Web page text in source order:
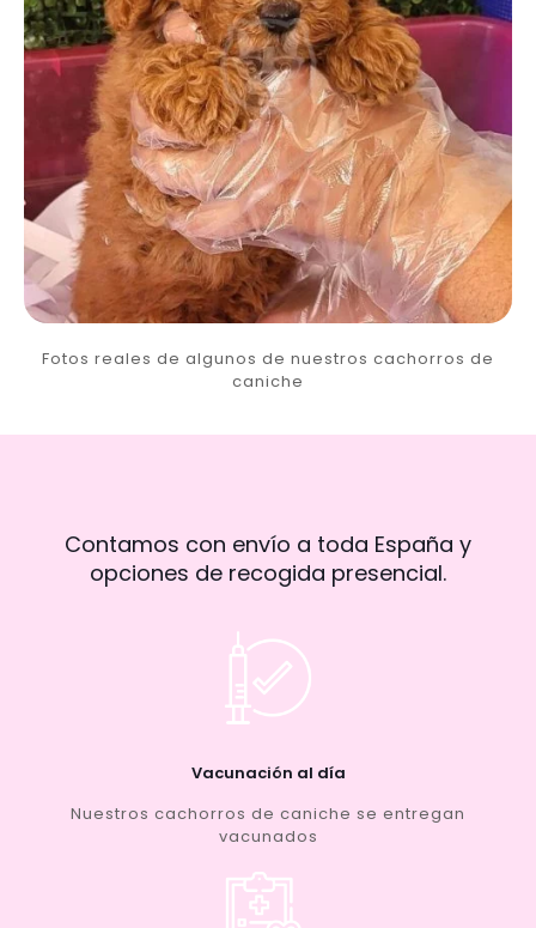
Fotos reales de algunos de nuestros cachorros de
caniche
Contamos con envío a toda España y
opciones de recogida presencial.
Vacunación al día
Nuestros cachorros de caniche se entregan
vacunados